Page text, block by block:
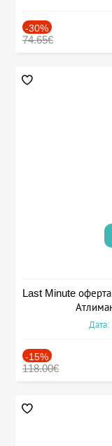
-30%
74.65€
Last Minute
-15%
118.00€